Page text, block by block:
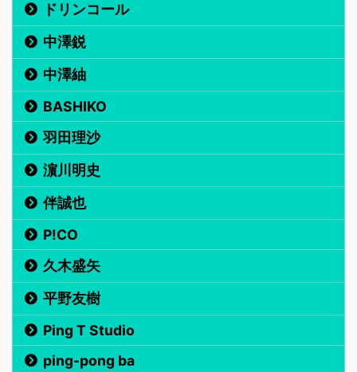
ドリンコール
中澤鋭
中澤紬
BASHIKO
羽田理沙
濵川明史
伴誠也
P!CO
久木盛矢
平野友樹
Ping T Studio
ping-pong ba